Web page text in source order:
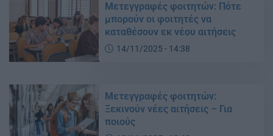
Μετεγγραφές φοιτητών: Πότε
μπορούν οι φοιτητές να
καταθέσουν εκ νέου αιτήσεις
14/11/2025 - 14:38
Μετεγγραφές φοιτητών:
Ξεκινούν νέες αιτήσεις – Για
ποιούς